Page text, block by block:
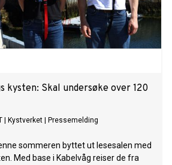
kysten: Skal undersøke over 120
Kystverket Pressemelding
sommeren byttet ut lesesalen med
Med base i Kabelvåg reiser de fra